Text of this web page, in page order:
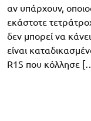
αν υπάρχουν,
εκάστοτε
δεν μπορεί να
είναι
R1S που κόλλησε